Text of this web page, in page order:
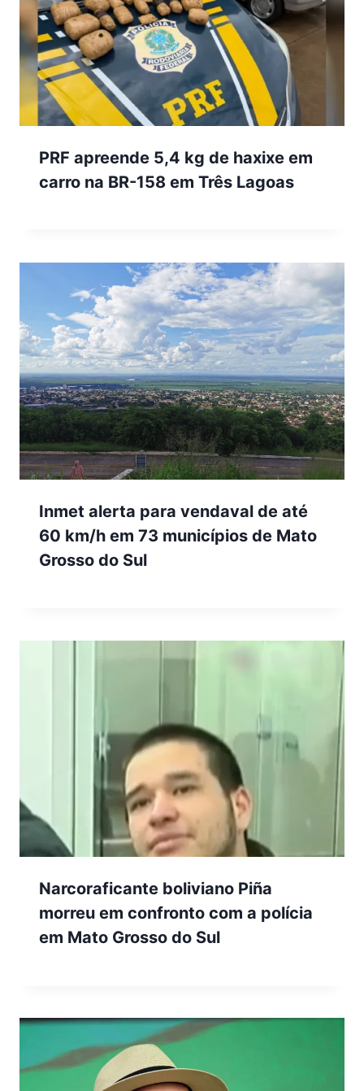
PRF apreende 5,4 kg de haxixe em
carro na BR-158 em Três Lagoas
Inmet alerta para vendaval de até
60 km/h em 73 municípios de Mato
Grosso do Sul
Narcoraficante boliviano Piña
morreu em confronto com a polícia
em Mato Grosso do Sul